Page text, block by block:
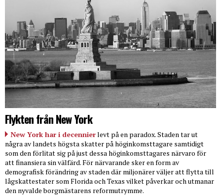
Flykten från New York
New York har i decennierlevt på en paradox. Staden tar ut
några av landets högsta skatter på höginkomsttagare samtidigt
som den förlitat sig på just dessa höginkomsttagares närvaro för
att finansiera sin välfärd. För närvarande sker en form av
demografisk förändring av staden där miljonärer väljer att flytta till
lågskattestater som Florida och Texas vilket påverkar och utmanar
den nyvalde borgmästarens reformutrymme.